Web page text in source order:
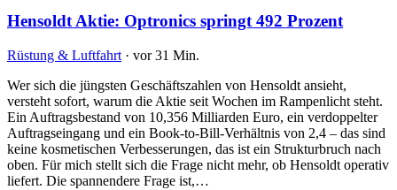
Hensoldt Aktie: Optronics springt 492 Prozent
Rüstung & Luftfahrt · vor 31 Min.
Wer sich die jüngsten Geschäftszahlen von Hensoldt ansieht,
versteht sofort, warum die Aktie seit Wochen im Rampenlicht steht.
Ein Auftragsbestand von 10,356 Milliarden Euro, ein verdoppelter
Auftragseingang und ein Book-to-Bill-Verhältnis von 2,4 – das sind
keine kosmetischen Verbesserungen, das ist ein Strukturbruch nach
oben. Für mich stellt sich die Frage nicht mehr, ob Hensoldt operativ
liefert. Die spannendere Frage ist,…